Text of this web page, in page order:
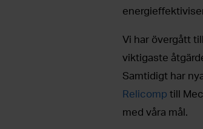
Vi har övergått
viktigaste
Samtidigt har
Relicomp till
med våra mål.